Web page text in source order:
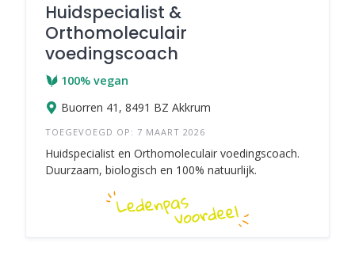
Huidspecialist &
Orthomoleculair
voedingscoach
100% vegan
Buorren 41, 8491 BZ Akkrum
TOEGEVOEGD OP: 7 MAART 2026
Huidspecialist en Orthomoleculair voedingscoach.
Duurzaam, biologisch en 100% natuurlijk.